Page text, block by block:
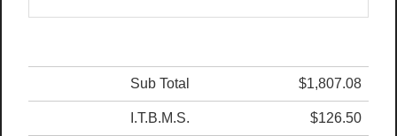
Sub Total $1,807.08
I.T.B.M.S. $126.50